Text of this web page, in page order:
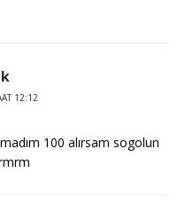
12:12
100 alırsam sogolun